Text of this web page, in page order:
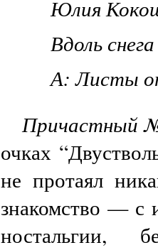
Юлия
Вдоль снега
А: Листы
Причастный
очках
не протаял
знакомство — с
ностальгии,